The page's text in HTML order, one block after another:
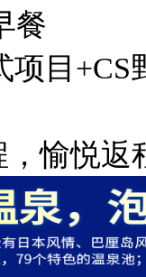
餐
项目+CS
，愉悦返